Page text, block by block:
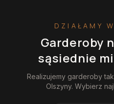
DZIAŁAMY
Garderoby
sąsiednie
Realizujemy garderoby
Olszyny. Wybierz